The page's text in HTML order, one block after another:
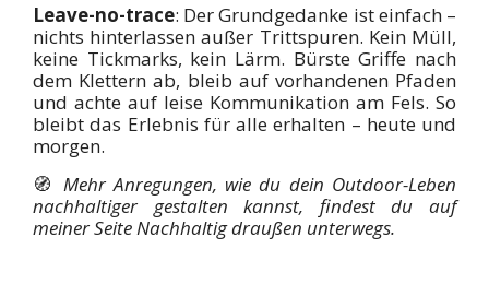
Leave-no-trace: Der Grundgedanke ist einfach –
nichts hinterlassen außer Trittspuren. Kein Müll,
keine Tickmarks, kein Lärm. Bürste Griffe nach
dem Klettern ab, bleib auf vorhandenen Pfaden
und achte auf leise Kommunikation am Fels. So
bleibt das Erlebnis für alle erhalten – heute und
morgen.
🧭 Mehr Anregungen, wie du dein Outdoor-Leben
nachhaltiger gestalten kannst, findest du auf
meiner Seite Nachhaltig draußen unterwegs.